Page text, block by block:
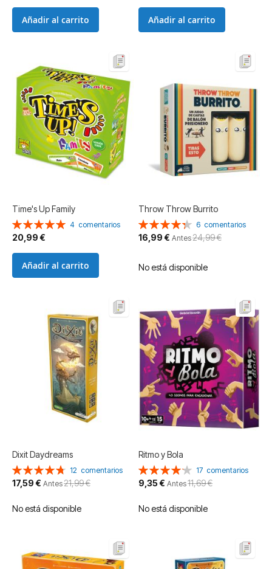
Añadir al carrito Añadir al carrito
Time's Up Family
Valoración:
100%
4 comentarios
20,99 €
Añadir al carrito
Throw Throw Burrito
Valoración:
87%
6 comentarios
Precio
especial
16,99 € Antes24,99 €
No está disponible
Dixit Daydreams
Valoración:
95%
12 comentarios
Precio
especial
17,59 € Antes21,99 €
No está disponible
Ritmo y Bola
Valoración:
84%
17 comentarios
Precio
especial
9,35 € Antes11,69 €
No está disponible